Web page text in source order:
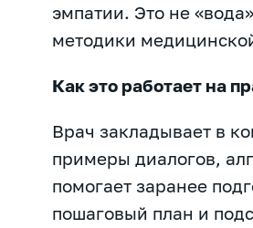
эмпатии. Это не
методики
Как это работает на
Врач закладывает в
примеры диалогов,
помогает заранее
пошаговый план и